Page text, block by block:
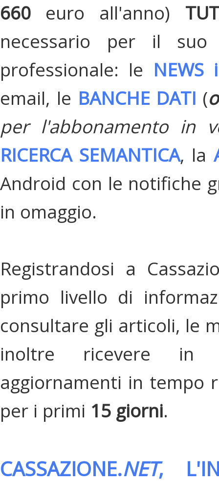
660 euro all'anno)
necessario per il suo
professionale: le
email, le BANCHE DATI (
per l'abbonamento in
RICERCA SEMANTICA, la
Android con le notifiche
in omaggio.
Registrandosi a
primo livello di
consultare gli articoli, le
inoltre ricevere in
aggiornamenti in tempo
per i primi 15 giorni.
CASSAZIONE.NET,